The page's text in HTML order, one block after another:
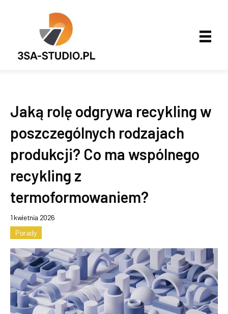
Jaką rolę odgrywa recykling w
poszczególnych rodzajach
produkcji? Co ma wspólnego
recykling z
termoformowaniem?
1 kwietnia 2026
Porady